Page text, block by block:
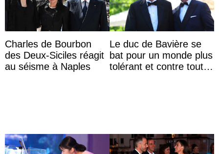
Charles de Bourbon
des Deux-Siciles réagit
au séisme à Naples
Le duc de Bavière se
bat pour un monde plus
tolérant et contre toute